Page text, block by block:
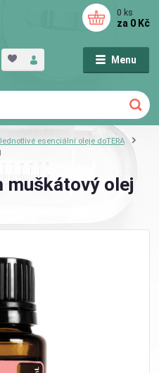
Menu
0 ks
za 0 Kč
esenciální oleje doTERA
muškátový olej